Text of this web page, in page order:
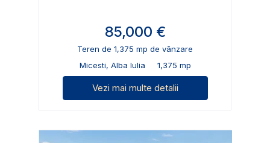
85,000 €
Teren de 1,375 mp de vânzare
Micesti, Alba Iulia
1,375 mp
Vezi mai multe detalii